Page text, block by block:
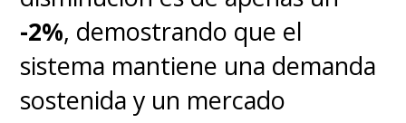
-2%, demostrando que el
sistema mantiene una demanda
sostenida y un mercado